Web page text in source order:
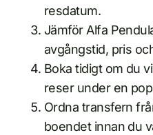
resdatum.
Jämför Alfa
avgångstid, pris
Boka tidigt om du
reser under en
Ordna transfern
boendet innan du